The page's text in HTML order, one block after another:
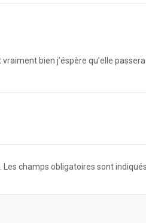
sting-songs-videos/
songs-videos/
bien j’éspère qu’elle
Les champs obligatoires sont